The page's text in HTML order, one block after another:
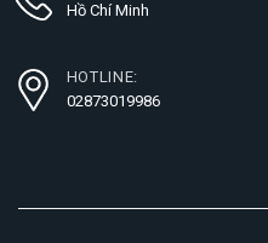
Hồ Chí Minh
HOTLINE:
02873019986